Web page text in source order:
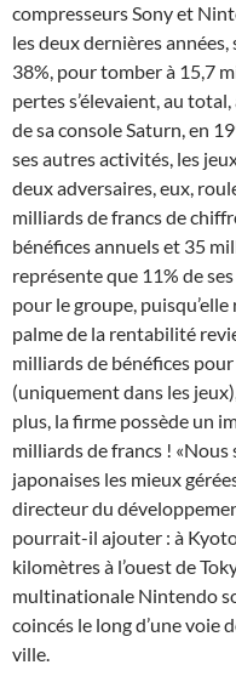
compresseurs Sony et
les deux dernières
38%, pour tomber à 15,7
pertes s’élevaient, au
de sa console Saturn, en
ses autres activités, les
deux adversaires, eux,
milliards de francs de
bénéfices annuels et 35
représente que 11% de
pour le groupe,
palme de la rentabilité
milliards de bénéfices
(uniquement dans les
plus, la firme possède un
milliards de francs !
japonaises les mieux
directeur du
pourrait-il ajouter : à
kilomètres à l’ouest de
multinationale Nintendo
coincés le long d’une voie
ville.